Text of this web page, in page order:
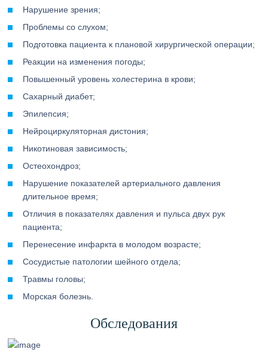
Нарушение зрения;
Проблемы со слухом;
Подготовка пациента к плановой хирургической операции;
Реакции на изменения погоды;
Повышенный уровень холестерина в крови;
Сахарный диабет;
Эпилепсия;
Нейроциркуляторная дистония;
Никотиновая зависимость;
Остеохондроз;
Нарушение показателей артериального давления
длительное время;
Отличия в показателях давления и пульса двух рук
пациента;
Перенесение инфаркта в молодом возрасте;
Сосудистые патологии шейного отдела;
Травмы головы;
Морская болезнь.
Обследования